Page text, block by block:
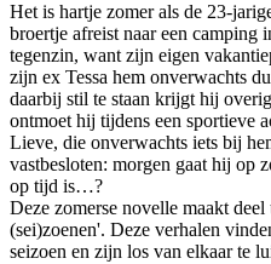
Het is hartje zomer als de 23-
broertje afreist naar een
tegenzin, want zijn eigen
zijn ex Tessa hem onverwachts
daarbij stil te staan krijgt hij
ontmoet hij tijdens een sportieve
Lieve, die onverwachts iets bij
vastbesloten: morgen gaat hij op
op tijd is…?
Deze zomerse novelle maakt
(sei)zoenen'. Deze verhalen
seizoen en zijn los van elkaar te